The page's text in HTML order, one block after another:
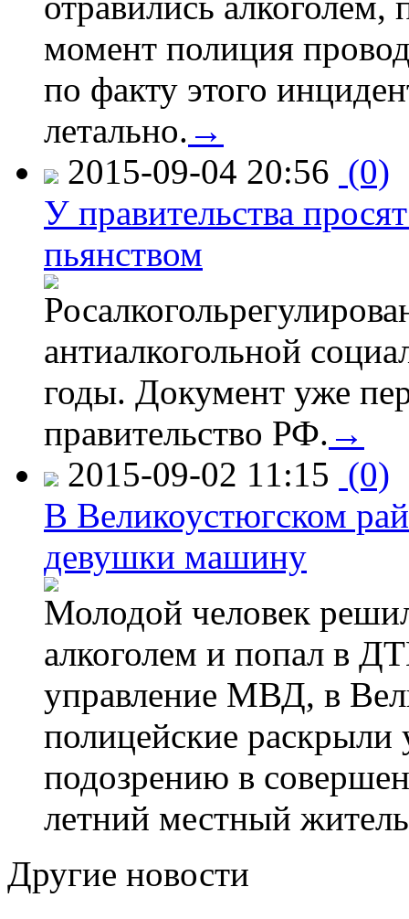
момент полиция
по факту этого
летально. →
2015-09-04 20:56 (0)
У правительства
пьянством
антиалкогольной
годы. Документ уже
правительство РФ. →
2015-09-02 11:15 (0)
В Великоустюгском
девушки машину
Молодой человек
алкоголем и попал в
управление МВД, в
полицейские
подозрению в
летний местный
Другие новости